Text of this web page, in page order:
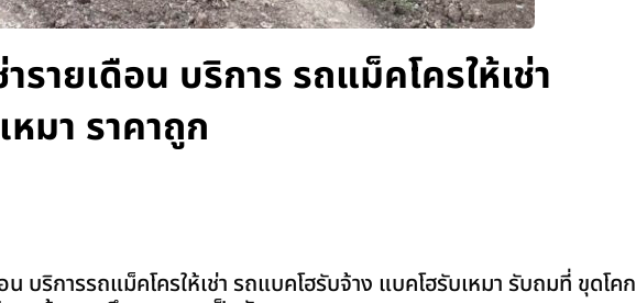
รายเดือน บริการ รถแม็คโครให้เช่า
มา ราคาถูก
บริการรถแม็คโครให้เช่า รถแบคโฮรับจ้าง แบคโฮรับเหมา รับถมที่ ขุดโคก